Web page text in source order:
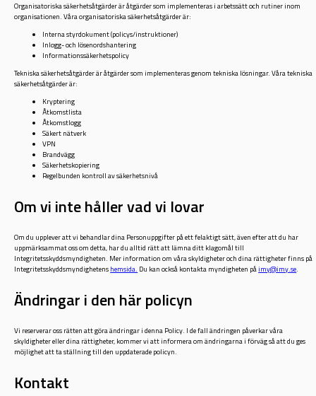
Organisatoriska säkerhetsåtgärder är åtgärder som implementeras i arbetssätt och rutiner inom
organisationen. Våra organisatoriska säkerhetsåtgärder är:
Interna styrdokument (policys/instruktioner)
Inlogg- och lösenordshantering
Informationssäkerhetspolicy
Tekniska säkerhetsåtgärder är åtgärder som implementeras genom tekniska lösningar. Våra tekniska
säkerhetsåtgärder är:
Kryptering
Åtkomstlista
Åtkomstlogg
Säkert nätverk
VPN
Brandvägg
Säkerhetskopiering
Regelbunden kontroll av säkerhetsnivå
Om vi inte håller vad vi lovar
Om du upplever att vi behandlar dina Personuppgifter på ett felaktigt sätt, även efter att du har
uppmärksammat oss om detta, har du alltid rätt att lämna ditt klagomål till
Integritetsskyddsmyndigheten. Mer information om våra skyldigheter och dina rättigheter finns på
Integritetsskyddsmyndighetens hemsida. Du kan också kontakta myndigheten på imy@imy.se.
Ändringar i den här policyn
Vi reserverar oss rätten att göra ändringar i denna Policy. I de fall ändringen påverkar våra
skyldigheter eller dina rättigheter, kommer vi att informera om ändringarna i förväg så att du ges
möjlighet att ta ställning till den uppdaterade policyn.
Kontakt